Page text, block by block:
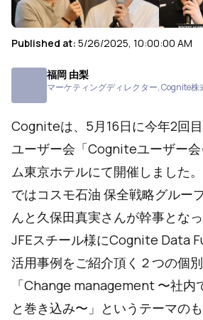
Published at: 5/26/2025, 10:00:00 AM
福岡 由梨
マーケティングディレクター,Cognite株
Cogniteは、5月16日に今年2回
ユーザー会「Cogniteユーザー
ム東京ホテルにて開催しました
ではコスモ石油 保全戦略グルー
んと久保田真実さんが幹事とな
JFEスチール様にCognite Data
活用事例をご紹介頂く２つの個別
「Change management 〜社内
と巻き込み〜」というテーマの